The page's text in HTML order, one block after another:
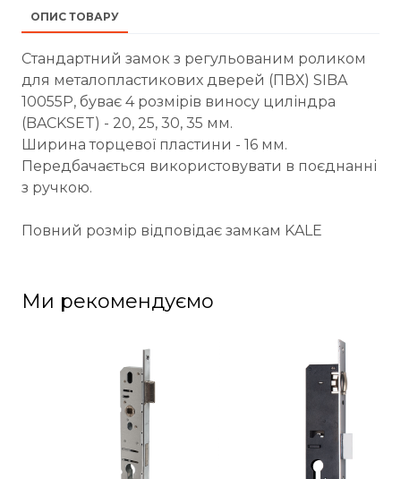
ОПИС ТОВАРУ
Стандартний замок з регульованим роликом
для металопластикових дверей (ПВХ) SIBA
10055P, буває 4 розмірів виносу циліндра
(BACKSET) - 20, 25, 30, 35 мм.
Ширина торцевої пластини - 16 мм.
Передбачається використовувати в поєднанні
з ручкою.
Повний розмір відповідає замкам KALE
Ми рекомендуємо